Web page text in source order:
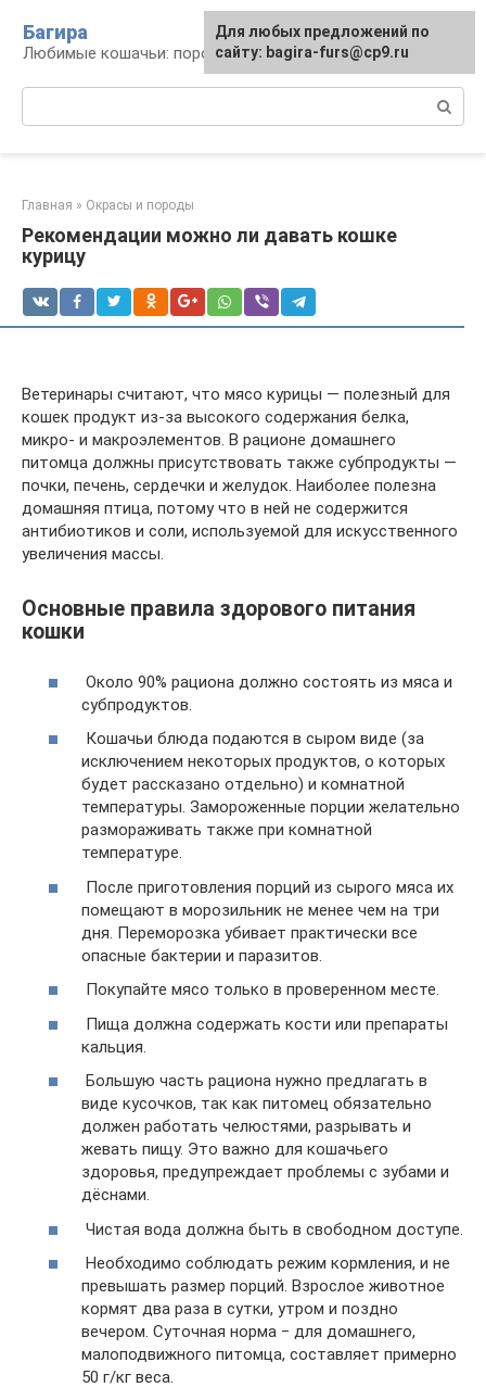
контенту
Багира
Любимые кошачьи: породы, содержание, уход
Главная » Окрасы и породы
Рекомендации можно ли давать кошке
курицу
Ветеринары считают, что мясо курицы — полезный для
кошек продукт из-за высокого содержания белка,
микро- и макроэлементов. В рационе домашнего
питомца должны присутствовать также субпродукты —
почки, печень, сердечки и желудок. Наиболее полезна
домашняя птица, потому что в ней не содержится
антибиотиков и соли, используемой для искусственного
увеличения массы.
Основные правила здорового питания
кошки
Около 90% рациона должно состоять из мяса и
субпродуктов.
Кошачьи блюда подаются в сыром виде (за
исключением некоторых продуктов, о которых
будет рассказано отдельно) и комнатной
температуры. Замороженные порции желательно
размораживать также при комнатной
температуре.
После приготовления порций из сырого мяса их
помещают в морозильник не менее чем на три
дня. Переморозка убивает практически все
опасные бактерии и паразитов.
Покупайте мясо только в проверенном месте.
Пища должна содержать кости или препараты
кальция.
Большую часть рациона нужно предлагать в
виде кусочков, так как питомец обязательно
должен работать челюстями, разрывать и
жевать пищу. Это важно для кошачьего
здоровья, предупреждает проблемы с зубами и
дёснами.
Чистая вода должна быть в свободном доступе.
Необходимо соблюдать режим кормления, и не
превышать размер порций. Взрослое животное
кормят два раза в сутки, утром и поздно
вечером. Суточная норма ‒ для домашнего,
малоподвижного питомца, составляет примерно
50 г/кг веса.
Для любых предложений по
сайту: bagira-furs@cp9.ru